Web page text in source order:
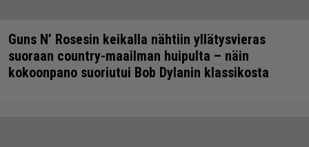
Guns N’ Rosesin keikalla nähtiin yllätysvieras
suoraan country-maailman huipulta – näin
kokoonpano suoriutui Bob Dylanin klassikosta